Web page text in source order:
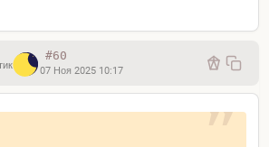
#60
07 Ноя 2025 10:17